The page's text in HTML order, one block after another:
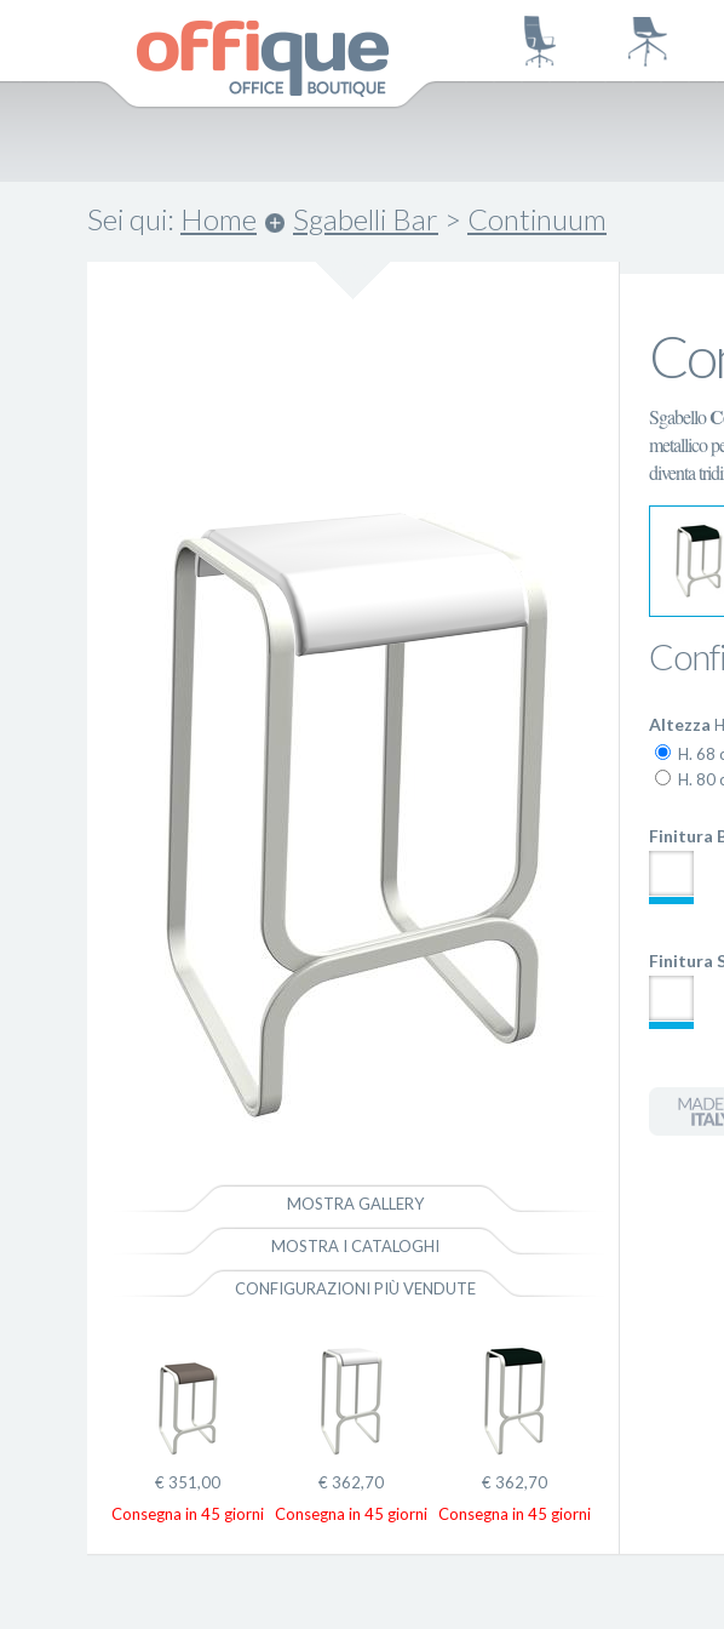
Sei qui: Home Sgabelli Bar > Continuum
MOSTRA GALLERY
MOSTRA I CATALOGHI
CONFIGURAZIONI PIÙ VENDUTE
€ 351,00
Consegna in 45 giorni
€ 362,70
Consegna in 45 giorni
€ 362,70
Consegna in 45 giorni
Sgabello
metallico
diventa
Altezza
H. 68
H. 80
Finitura
Finitura